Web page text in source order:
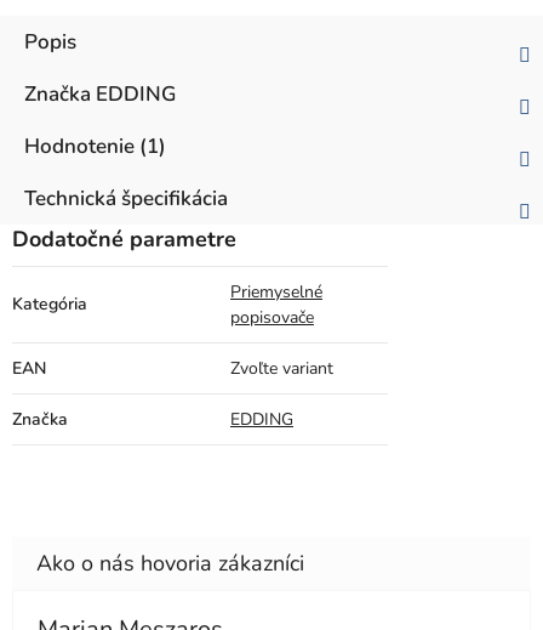
Popis
Značka EDDING
Hodnotenie (1)
Technická špecifikácia
Dodatočné parametre
Kategória
Priemyselné
popisovače
EAN Zvoľte variant
Značka EDDING